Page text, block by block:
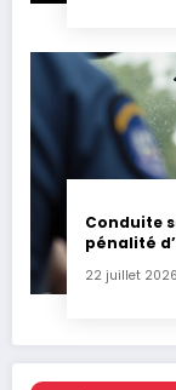
Conduite
pénalité
22 juillet 2026